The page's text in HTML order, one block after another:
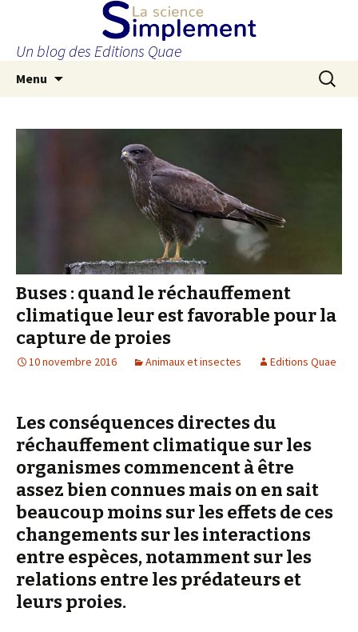
Un blog des Editions Quae
Menu
principal
Buses : quand le réchauffement
climatique leur est favorable pour la
capture de proies
10 novembre 2016 Animaux et insectes Editions Quae
Les conséquences directes du
réchauffement climatique sur les
organismes commencent à être
assez bien connues mais on en sait
beaucoup moins sur les effets de ces
changements sur les interactions
entre espèces, notamment sur les
relations entre les prédateurs et
leurs proies.